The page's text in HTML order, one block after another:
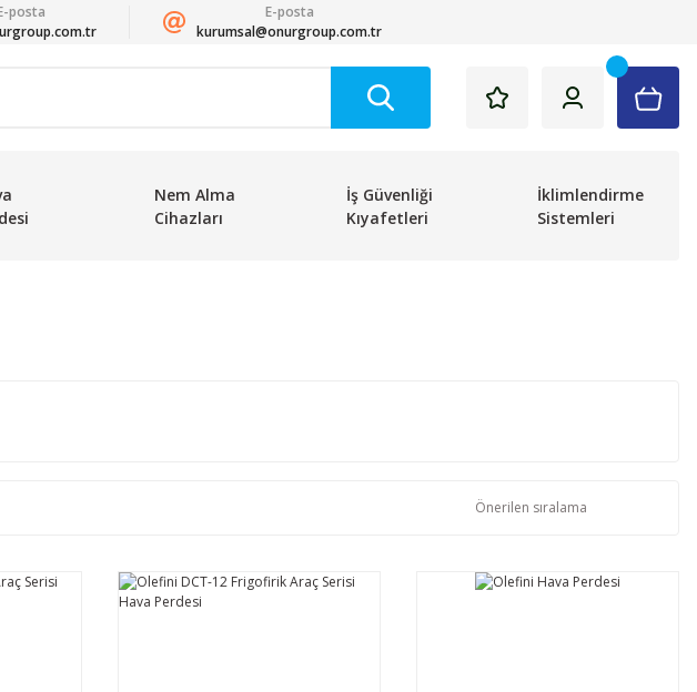
posta
E-posta
kurumsal@onurgroup.com.tr
Nem Alma
Cihazları
İş Güvenliği
Kıyafetleri
İklimlendirme
Sistemleri